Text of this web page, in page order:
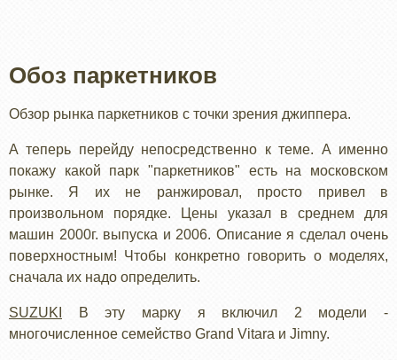
Обоз паркетников
Обзор рынка паркетников с точки зрения джиппера.
А теперь перейду непосредственно к теме. А именно
покажу какой парк "паркетников" есть на московском
рынке. Я их не ранжировал, просто привел в
произвольном порядке. Цены указал в среднем для
машин 2000г. выпуска и 2006. Описание я сделал очень
поверхностным! Чтобы конкретно говорить о моделях,
сначала их надо определить.
SUZUKI
В эту марку я включил 2 модели -
многочисленное семейство Grand Vitara и Jimny.